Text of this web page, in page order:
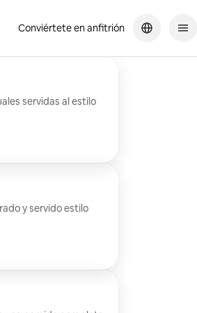
Conviértete en anfitrión
servidas al estilo
y servido estilo